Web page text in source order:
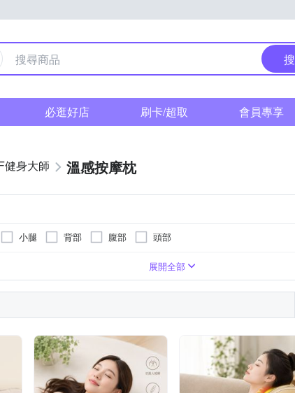
必逛好店 刷卡/超取 會員專享
健身大師 溫感按摩枕
小腿 背部 腹部 頭部
展開全部